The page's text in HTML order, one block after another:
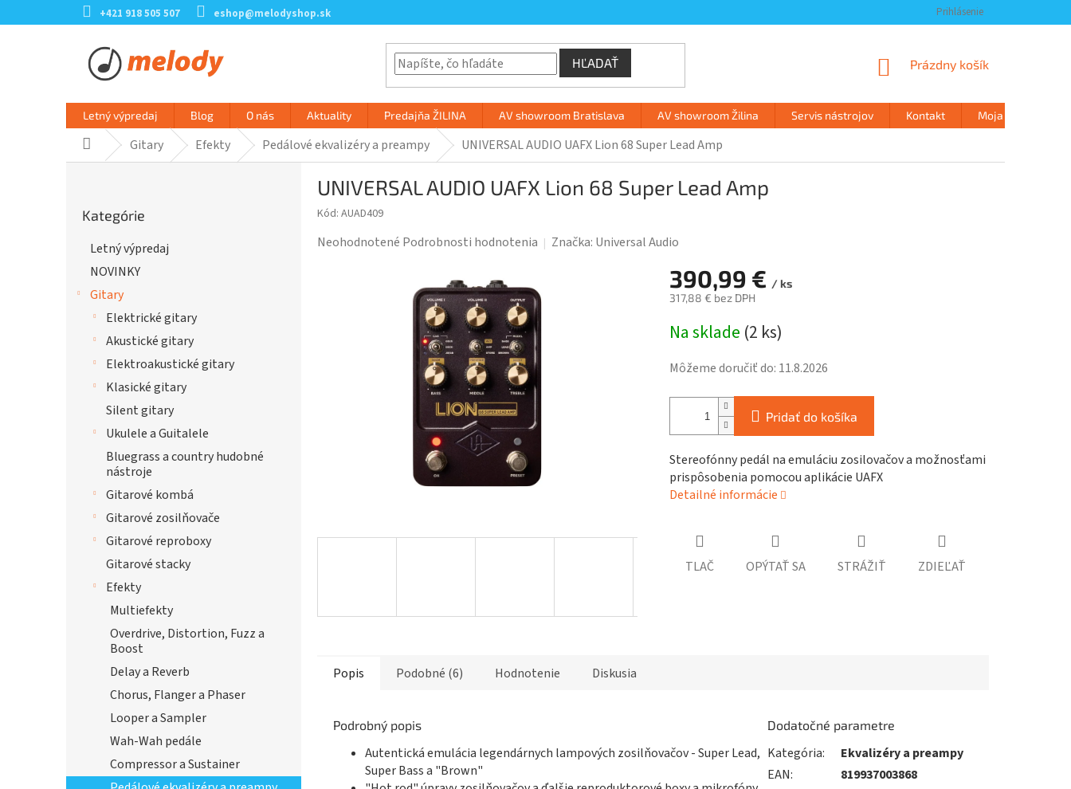
na
+421 918 505 507 eshop@melodyshop.sk Prihlásenie
HĽADAŤ
NÁKUPNÝ
Prázdny košík
Letný výpredaj Blog O nás Aktuality Predajňa ŽILINA AV showroom Bratislava AV showroom Žilina Servis nástrojov Kontakt Moja objednávka
DomovGitary Efekty Pedálové ekvalizéry a preampy UNIVERSAL AUDIO UAFX Lion 68 Super Lead Amp
kategórie
Kategórie
Letný výpredaj
NOVINKY
Gitary
Elektrické gitary
Akustické gitary
Elektroakustické gitary
Klasické gitary
Silent gitary
Ukulele a Guitalele
Bluegrass a country hudobné
nástroje
Gitarové kombá
Gitarové zosilňovače
Gitarové reproboxy
Gitarové stacky
Efekty
Multiefekty
Overdrive, Distortion, Fuzz a
Boost
Delay a Reverb
Chorus, Flanger a Phaser
Looper a Sampler
Wah-Wah pedále
Compressor a Sustainer
UNIVERSAL AUDIO UAFX Lion 68 Super Lead Amp
Kód: AUAD409
Priemerné
Neohodnotené Podrobnosti hodnotenia Značka: Universal Audio
390,99 € / ks
317,88 € bez DPH
cena:
Na sklade (2 ks)
Môžeme doručiť do: 11.8.2026
Pridať do košíka
Stereofónny pedál na emuláciu zosilovačov a možnosťami
prispôsobenia pomocou aplikácie UAFX
Detailné informácie
TLAČ OPÝTAŤ SA STRÁŽIŤ ZDIEĽAŤ
Popis Podobné (6) Hodnotenie Diskusia
Podrobný popis
Autentická emulácia legendárnych lampových zosilňovačov - Super Lead,
Super Bass a "Brown"
Dodatočné parametre
Kategória:
Ekvalizéry a preampy
EAN: 819937003868